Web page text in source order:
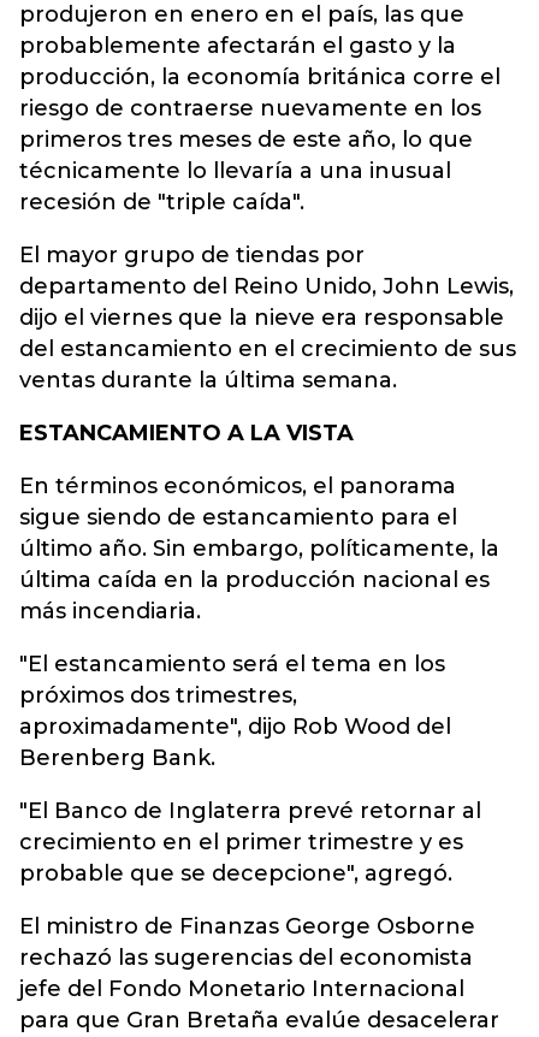
produjeron en enero en el país, las que
probablemente afectarán el gasto y la
producción, la economía británica corre el
riesgo de contraerse nuevamente en los
primeros tres meses de este año, lo que
técnicamente lo llevaría a una inusual
recesión de "triple caída".
El mayor grupo de tiendas por
departamento del Reino Unido, John Lewis,
dijo el viernes que la nieve era responsable
del estancamiento en el crecimiento de sus
ventas durante la última semana.
ESTANCAMIENTO A LA VISTA
En términos económicos, el panorama
sigue siendo de estancamiento para el
último año. Sin embargo, políticamente, la
última caída en la producción nacional es
más incendiaria.
"El estancamiento será el tema en los
próximos dos trimestres,
aproximadamente", dijo Rob Wood del
Berenberg Bank.
"El Banco de Inglaterra prevé retornar al
crecimiento en el primer trimestre y es
probable que se decepcione", agregó.
El ministro de Finanzas George Osborne
rechazó las sugerencias del economista
jefe del Fondo Monetario Internacional
para que Gran Bretaña evalúe desacelerar